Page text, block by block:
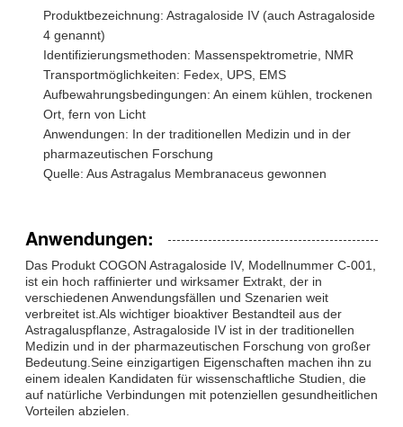
Produktbezeichnung: Astragaloside IV (auch Astragaloside
4 genannt)
Identifizierungsmethoden: Massenspektrometrie, NMR
Transportmöglichkeiten: Fedex, UPS, EMS
Aufbewahrungsbedingungen: An einem kühlen, trockenen
Ort, fern von Licht
Anwendungen: In der traditionellen Medizin und in der
pharmazeutischen Forschung
Quelle: Aus Astragalus Membranaceus gewonnen
Anwendungen:
Das Produkt COGON Astragaloside IV, Modellnummer C-001,
ist ein hoch raffinierter und wirksamer Extrakt, der in
verschiedenen Anwendungsfällen und Szenarien weit
verbreitet ist.Als wichtiger bioaktiver Bestandteil aus der
Astragaluspflanze, Astragaloside IV ist in der traditionellen
Medizin und in der pharmazeutischen Forschung von großer
Bedeutung.Seine einzigartigen Eigenschaften machen ihn zu
einem idealen Kandidaten für wissenschaftliche Studien, die
auf natürliche Verbindungen mit potenziellen gesundheitlichen
Vorteilen abzielen.